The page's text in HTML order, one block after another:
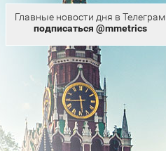
Главные новости дня в Телеграм
подписаться @mmetrics